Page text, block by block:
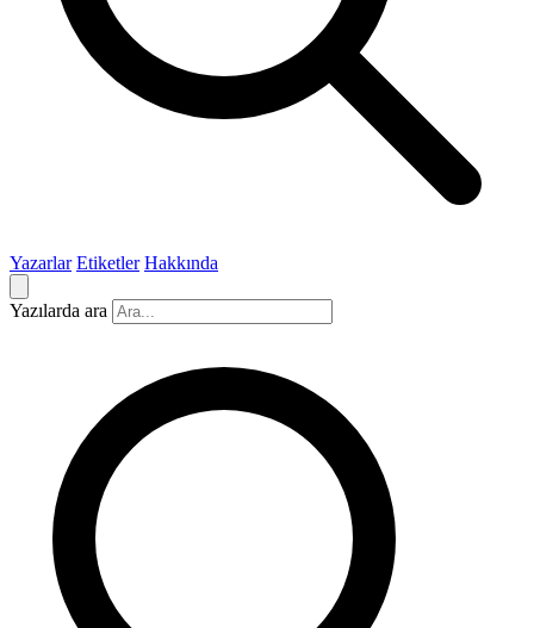
Yazarlar Etiketler Hakkında
Yazılarda ara